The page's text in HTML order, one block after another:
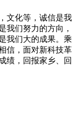
文化等，诚信是我
我们努力的方向，
我们大的成果。乘
信，面对新科技革
绩，回报家乡、回